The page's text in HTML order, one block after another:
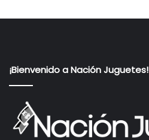
¡Bienvenido a Nación Juguetes!